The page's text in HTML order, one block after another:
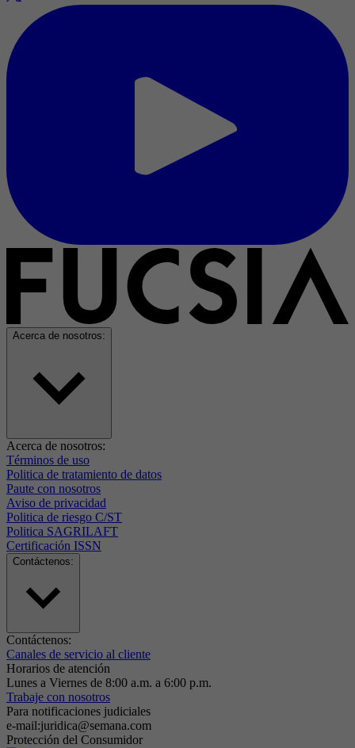
Acerca de nosotros:
Acerca de nosotros:
Términos de uso
Politica de tratamiento de datos
Paute con nosotros
Aviso de privacidad
Politica de riesgo C/ST
Politica SAGRILAFT
Certificación ISSN
Contáctenos:
Contáctenos:
Canales de servicio al cliente
Horarios de atención
Lunes a Viernes de 8:00 a.m. a 6:00 p.m.
Trabaje con nosotros
Para notificaciones judiciales
e-mail:juridica@semana.com
Protección del Consumidor